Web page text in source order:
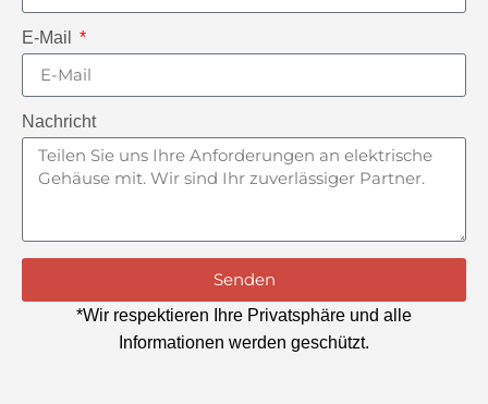
E-Mail
Nachricht
Senden
*Wir respektieren Ihre Privatsphäre und alle
Informationen werden geschützt.